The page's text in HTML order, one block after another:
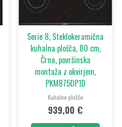
Serie 8, Steklokeramična
kuhalna plošča, 80 cm,
Črna, površinska
montaža z okvirjem,
PKM875DP1D
Kuhalne plošče
939,00 €